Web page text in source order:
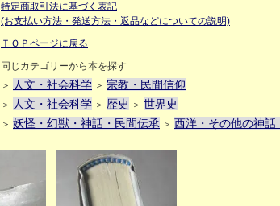
特定商取引法に基づく表記
(お支払い方法・発送方法・返品などについての説明)
ＴＯＰページに戻る
同じカテゴリーから本を探す
＞
人文・社会科学 ＞ 宗教・民間信仰
＞ 人文・社会科学 ＞ 歴史 ＞ 世界史
＞ 妖怪・幻獣・神話・民間伝承 ＞ 西洋・その他の神話